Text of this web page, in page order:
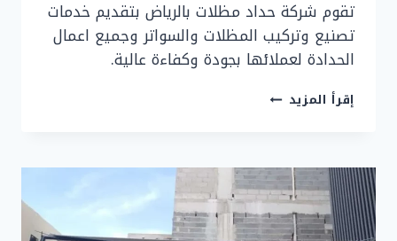
تقوم شركة حداد مظلات بالرياض بتقديم خدمات
تصنيع وتركيب المظلات والسواتر وجميع اعمال
الحدادة لعملائها بجودة وكفاءة عالية.
إقرأ المزيد أفضل
|
حداد
مظلات
سيارات